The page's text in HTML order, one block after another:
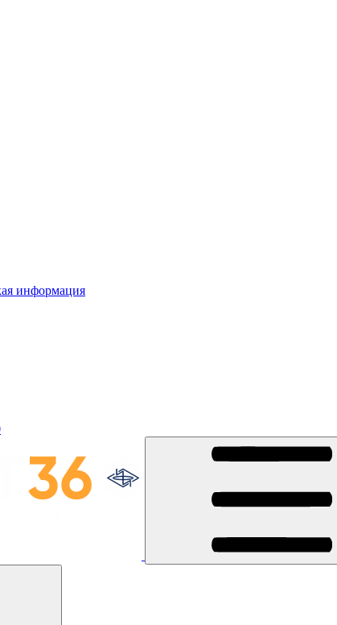
информация